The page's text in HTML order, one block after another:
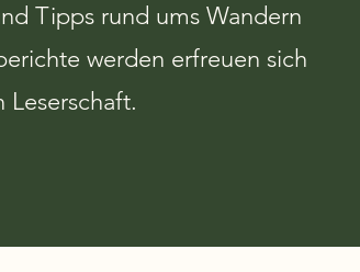
Tipps rund ums Wandern
werden erfreuen sich
Leserschaft.